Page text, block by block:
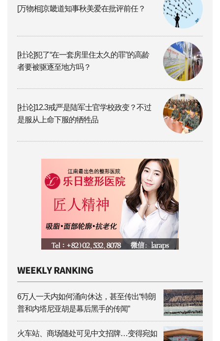
[万物相]京畿道知事秋美爱在批评前任？
[社论]犯了“在一套房里住太久的罪”的高龄
者要被驱逐至地方吗？
[社论]12.3戒严是陆军士官学校政变？不过
是服从上命下服的牺牲品
6万人一天内如何涌向休达，甚至传出“特朗
普和内塔尼亚胡是幕后黑手的传闻”
火车站、商场随处可见中文招牌…变得宛如